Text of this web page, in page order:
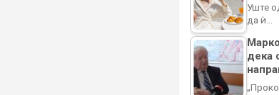
Уште
да ѝ…
дека